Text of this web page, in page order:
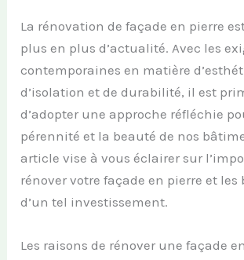
La rénovation de façade en pierre
plus en plus d’actualité. Avec les
contemporaines en matière
d’isolation et de durabilité, il est
d’adopter une approche réfléchie
pérennité et la beauté de nos
article vise à vous éclairer sur
rénover votre façade en pierre et les
d’un tel investissement.
Les raisons de rénover une façade